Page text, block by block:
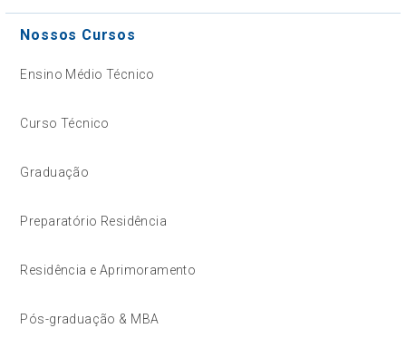
Nossos Cursos
Ensino Médio Técnico
Curso Técnico
Graduação
Preparatório Residência
Residência e Aprimoramento
Pós-graduação & MBA